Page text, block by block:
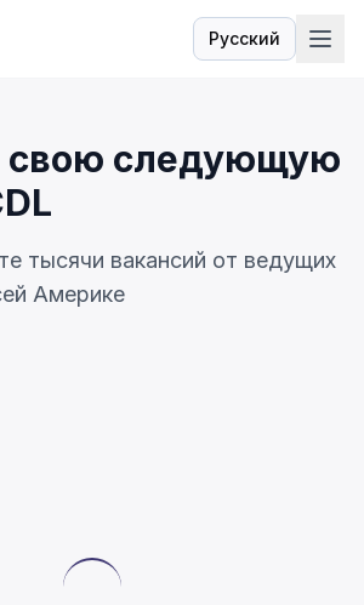
Русский
Язык
свою следующую
тысячи вакансий от ведущих
Америке